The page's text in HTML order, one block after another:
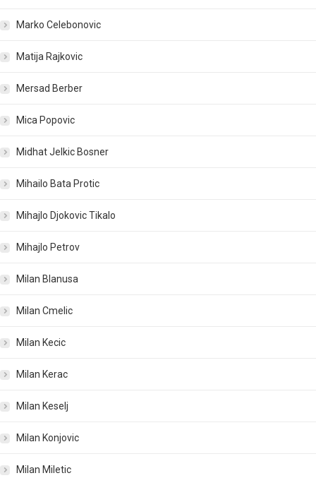
Marko Celebonovic
Matija Rajkovic
Mersad Berber
Mica Popovic
Midhat Jelkic Bosner
Mihailo Bata Protic
Mihajlo Djokovic Tikalo
Mihajlo Petrov
Milan Blanusa
Milan Cmelic
Milan Kecic
Milan Kerac
Milan Keselj
Milan Konjovic
Milan Miletic